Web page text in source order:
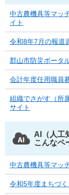
中古農機具等マッ
イト
令和8年7月の報道
郡山市防災ポータ
会計年度任用職員
組織でさがす（所
サイト
AI（人工
こんなペ
中古農機具等マッ
令和5年度まちづく